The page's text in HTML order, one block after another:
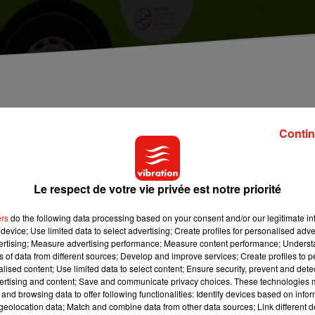
l'année a permis de dégager une tendance sur
taux de la contribution foncière est quasiment
Cela devrait se traduire par une
:
lacommunauté de l’Auxerrois. Heureusement, cette dernière
à 50% des liaisons cyclables urbaines entre plusieurs
et Saint-Georges. Une partie des fonds sera également
de vélos collectifs.
Le respect de votre vie privée est notre priorité
do the following data processing based on your consent and/or our legitimate
Use limited data to select advertising; Create profiles for personalised
Measure advertising performance; Measure content performance;
of data from different sources; Develop and improve services; Create profiles to
content; Use limited data to select content; Ensure security, prevent and
and content; Save and communicate privacy choices. These technologies
browsing data to offer following functionalities: Identify devices based on
data; Match and combine data from other data sources; Link different